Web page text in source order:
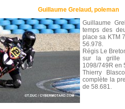
Guillaume Grelaud, poleman
Guillaume
temps des
place sa KTM
56.978.
Régis Le
sur la grille
1098/749R en
Thierry
complète la
de 58.681.